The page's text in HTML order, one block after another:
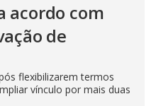
acordo com
de
flexibilizarem termos
vínculo por mais duas